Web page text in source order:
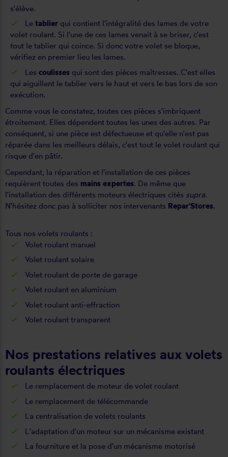
s'élève.
Le tablier qui contient l'intégralité des lames de votre
volet roulant. Si l'une de ces lames venait à se briser, c'est
tout le tablier qui coince. Si donc votre volet se bloque,
vérifiez en premier lieu les lames.
Les coulisses qui sont des pièces maîtresses. C'est elles
qui aiguillent le tablier vers le haut et vers le bas lors de son
exécution.
Comme vous le constatez, toutes ces pièces s'imbriquent
étroitement. Elles dépendent toutes les unes des autres. Par
conséquent, si une pièce est défectueuse et qu'elle n'est pas
réparée dans les meilleurs délais, c'est tout le volet roulant qui
risque d'en pâtir.
Cependant, la réparation et l'installation de ces pièces
requièrent toutes des mains expertes. De même que
l'installation des différents moteurs électriques cités supra.
N'hésitez donc pas à solliciter nos intervenants Repar'Stores.
Tous nos volets roulants :
Volet roulant manuel
Volet roulant solaire
Volet roulant de porte de garage
Volet roulant en aluminium
Volet roulant anti-effraction
Volet roulant transparent
Nos prestations relatives aux volets
roulants électriques
Le remplacement de moteur de volet roulant
Le remplacement de télécommande
La centralisation de volets roulants
L'adaptation d'un moteur sur un mécanisme existant
La fourniture et la pose d'un mécanisme motorisé